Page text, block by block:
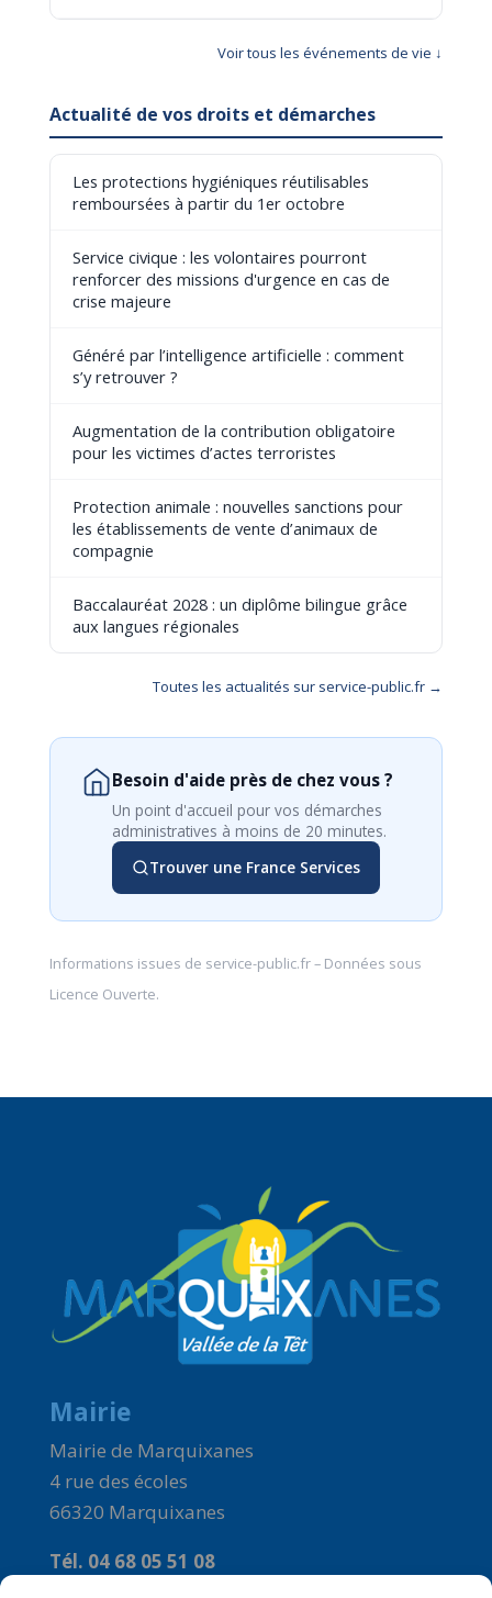
Voir tous les événements de vie ↓
Actualité de vos droits et démarches
Les protections hygiéniques réutilisables
remboursées à partir du 1er octobre
Service civique : les volontaires pourront
renforcer des missions d'urgence en cas de
crise majeure
Généré par l’intelligence artificielle : comment
s’y retrouver ?
Augmentation de la contribution obligatoire
pour les victimes d’actes terroristes
Protection animale : nouvelles sanctions pour
les établissements de vente d’animaux de
compagnie
Baccalauréat 2028 : un diplôme bilingue grâce
aux langues régionales
Toutes les actualités sur service-public.fr →
Besoin d'aide près de chez vous ?
Un point d'accueil pour vos démarches
administratives à moins de 20 minutes.
Trouver une France Services
Informations issues de service-public.fr– Données sous
Licence Ouverte.
Mairie
Mairie de Marquixanes
4 rue des écoles
66320 Marquixanes
Tél. 04 68 05 51 08